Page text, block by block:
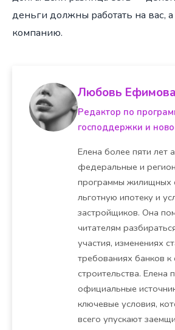
деньги должны работать на вас,
компанию.
Любовь Ефимова
Редактор по
господдержки и
Елена более пяти лет
федеральные и
программы жилищных
льготную ипотеку и
застройщиков. Она
читателям
участия, изменениях
требованиях банков к
строительства. Елена
официальные
ключевые условия,
всего упускают